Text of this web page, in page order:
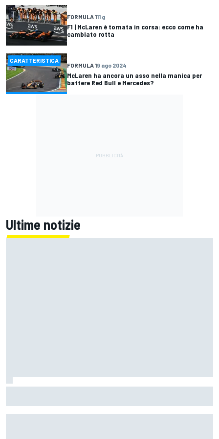
FORMULA 111 g
F1 | McLaren è tornata in corsa: ecco come ha
cambiato rotta
CARATTERISTICA
FORMULA 19 ago 2024
McLaren ha ancora un asso nella manica per
battere Red Bull e Mercedes?
Ultime notizie